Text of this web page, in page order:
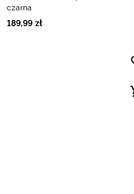
czarna
189,99 zł